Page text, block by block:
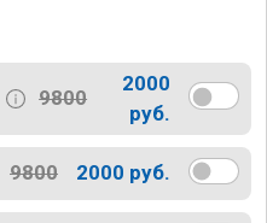
9800
2000
руб.
9800 2000 руб.